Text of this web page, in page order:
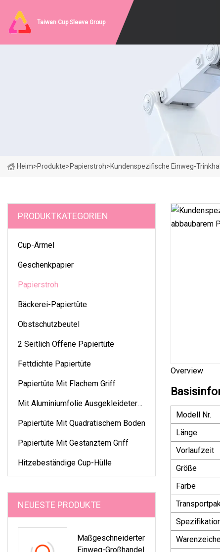
Taiwan Cup Sleeve Group
Heim>Produkte>Papierstroh>Kundenspezifische Einweg-
PRODUKTKATEGORIEN
Cup-Ärmel
Geschenkpapier
Papierstroh
Bäckerei-Papiertüte
Obstschutzbeutel
2 Seitlich Offene Papiertüte
Fettdichte Papiertüte
Papiertüte Mit Flachem Griff
Mit Aluminiumfolie Ausgekleideter
Papiertüte Mit Quadratischem Boden
Papiertüte Mit Gestanztem Griff
Hitzebeständige Cup-Hülle
NEUESTE PRODUKTE
Maßgeschneiderter
Einweg-Großhandel
Overview
Modell Nr.
Länge
Vorlaufzeit
Größe
Farbe